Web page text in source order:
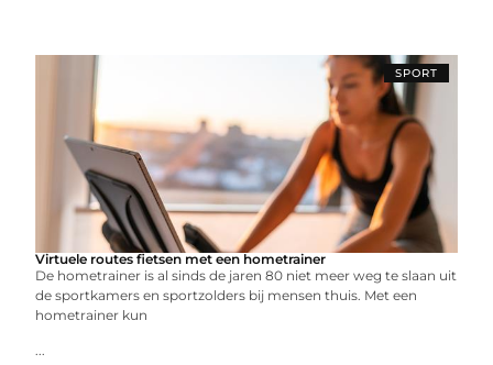
SPORT
Virtuele routes fietsen met een hometrainer
De hometrainer is al sinds de jaren 80 niet meer weg te slaan uit
de sportkamers en sportzolders bij mensen thuis. Met een
hometrainer kun
...